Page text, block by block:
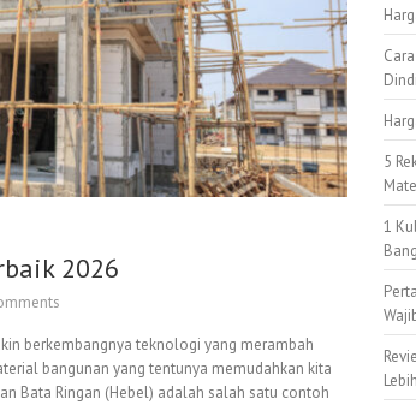
2026
berkembangnya teknologi yang merambah
bangunan yang tentunya memudahkan kita
Bata Ringan (Hebel) adalah salah satu contoh
5
1